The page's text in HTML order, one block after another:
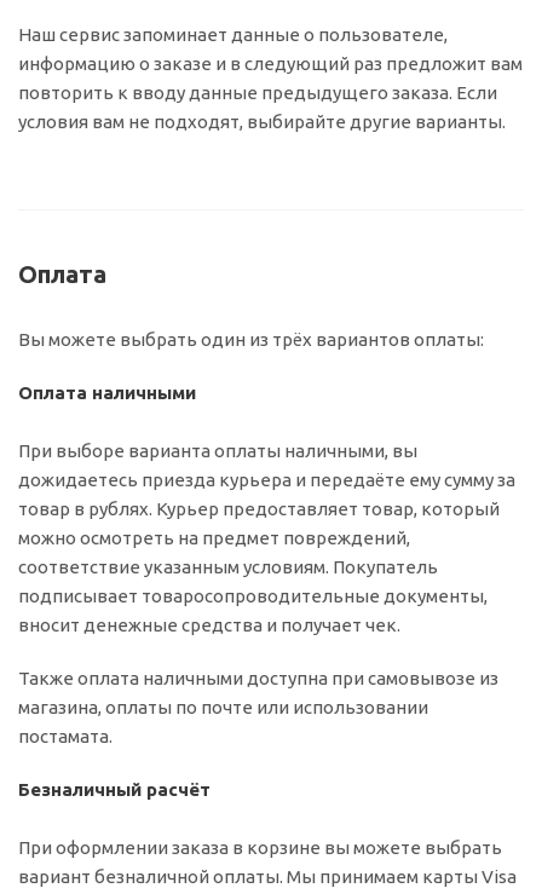
Наш сервис запоминает данные о пользователе,
информацию о заказе и в следующий раз предложит вам
повторить к вводу данные предыдущего заказа. Если
условия вам не подходят, выбирайте другие варианты.
Оплата
Вы можете выбрать один из трёх вариантов оплаты:
Оплата наличными
При выборе варианта оплаты наличными, вы
дожидаетесь приезда курьера и передаёте ему сумму за
товар в рублях. Курьер предоставляет товар, который
можно осмотреть на предмет повреждений,
соответствие указанным условиям. Покупатель
подписывает товаросопроводительные документы,
вносит денежные средства и получает чек.
Также оплата наличными доступна при самовывозе из
магазина, оплаты по почте или использовании
постамата.
Безналичный расчёт
При оформлении заказа в корзине вы можете выбрать
вариант безналичной оплаты. Мы принимаем карты Visa